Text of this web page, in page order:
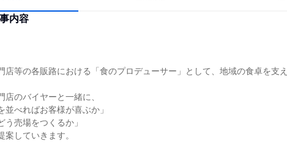
内容
店等の各販路における「食のプロデューサー」として、地域の食卓を支
店のバイヤーと一緒に、
並べればお客様が喜ぶか」
う売場をつくるか」
案していきます。